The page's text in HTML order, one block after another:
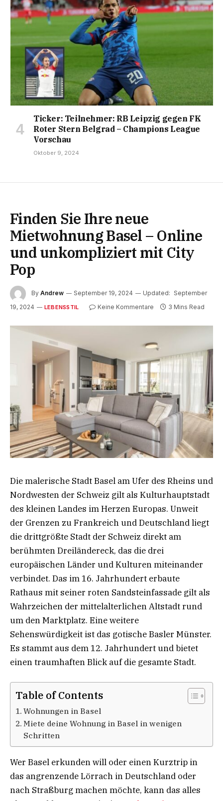
Ticker: Teilnehmer: RB Leipzig gegen FK
Roter Stern Belgrad – Champions League
Vorschau
Oktober 9, 2024
Finden Sie Ihre neue
Mietwohnung Basel – Online
und unkompliziert mit City
Pop
By Andrew September 19, 2024 Updated: September
19, 2024
LEBENSSTIL Keine Kommentare 3 Mins Read
Die malerische Stadt Basel am Ufer des Rheins und
Nordwesten der Schweiz gilt als Kulturhauptstadt
des kleinen Landes im Herzen Europas. Unweit
der Grenzen zu Frankreich und Deutschland liegt
die drittgrößte Stadt der Schweiz direkt am
berühmten Dreiländereck, das die drei
europäischen Länder und Kulturen miteinander
verbindet. Das im 16. Jahrhundert erbaute
Rathaus mit seiner roten Sandsteinfassade gilt als
Wahrzeichen der mittelalterlichen Altstadt rund
um den Marktplatz. Eine weitere
Sehenswürdigkeit ist das gotische Basler Münster.
Es stammt aus dem 12. Jahrhundert und bietet
einen traumhaften Blick auf die gesamte Stadt.
Table of Contents
Wohnungen in Basel
Miete deine Wohnung in Basel in wenigen
Schritten
Wer Basel erkunden will oder einen Kurztrip in
das angrenzende Lörrach in Deutschland oder
nach Straßburg machen möchte, kann das alles